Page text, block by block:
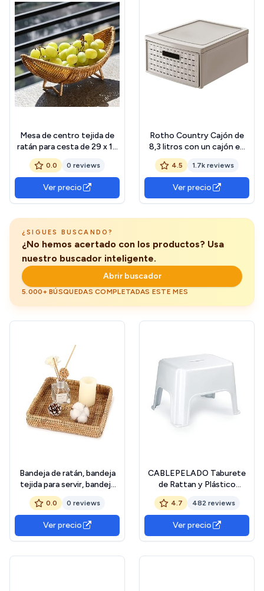
Mesa de centro tejida de
ratán para cesta de 29 x 12
x 65 cm, bandeja de color
café y frutas
0.0 0 reviews
Ver precio
Rotho Country Cajón de
8,3 litros con un cajón en
apariencia de ratán.,
Plástico (PP) sin BPA,
capuchino, klein/8.3l (35.0 x
26.0 x 14.5 cm)
4.5 1.7k reviews
Ver precio
¿SIGUES BUSCANDO?
¿No hemos acertado con los productos? Usa
nuestro buscador inteligente.
Abrir buscador
5.000+ BÚSQUEDAS COMPLETADAS ESTE MES
Bandeja de ratán, bandeja
tejida para servir, bandeja
natural, cesta de
almacenamiento decorativa
para mando a distancia,
llaves, aroma, pulseras,
pendientes, objetos
0.0 0 reviews
Ver precio
CABLEPELADO Taburete
de Rattan y Plástico
Multiusos, Apilable,
Soporta hasta 150Kg, 28.5
cm Altura x 44 cm Ancho,
Blanco
4.7 482 reviews
Ver precio